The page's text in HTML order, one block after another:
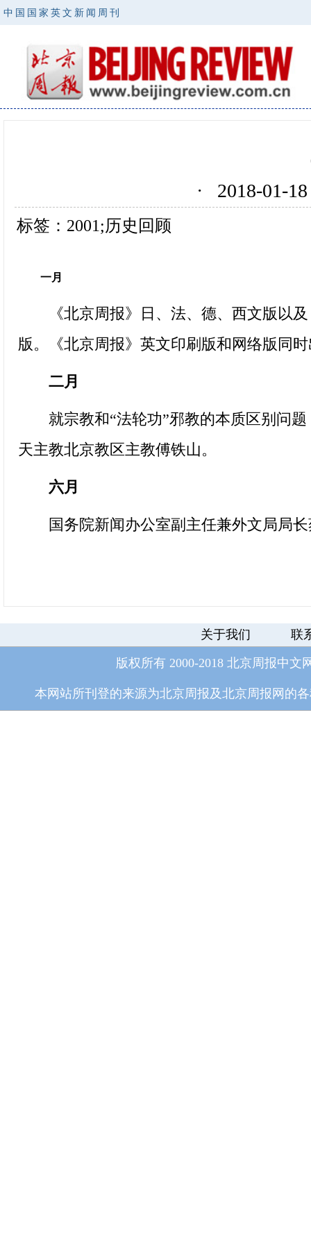
中国国家英文新闻周刊
· 2018-01-
标签：2001;历史回顾
一月
《北京周报》日、法、德、西文版以及
版。《北京周报》英文印刷版和网络版同
二月
就宗教和“法轮功”邪教的本质区别问题
天主教北京教区主教傅铁山。
六月
国务院新闻办公室副主任兼外文局局长
关于我们 联
版权所有 2000-2018 北京周报中文
本网站所刊登的来源为北京周报及北京周报网的